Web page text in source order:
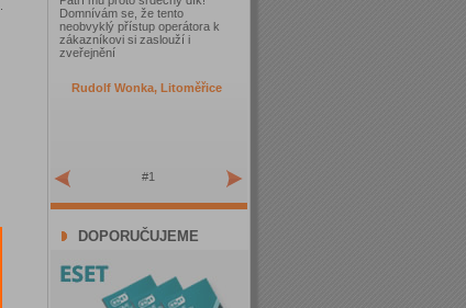
Domnívám se, že tento
neobvyklý přístup operátora k
zákazníkovi si zaslouží i
zveřejnění
Rudolf Wonka, Litoměřice
#1
DOPORUČUJEME